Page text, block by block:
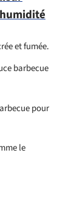
et fumée.
barbecue
pour
le